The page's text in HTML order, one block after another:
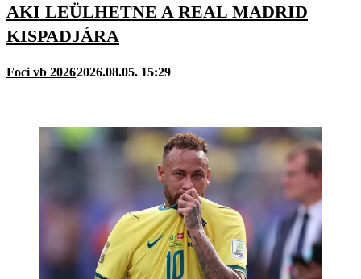
AKI LEÜLHETNE A REAL MADRID
KISPADJÁRA
Foci vb 20262026.08.05. 15:29